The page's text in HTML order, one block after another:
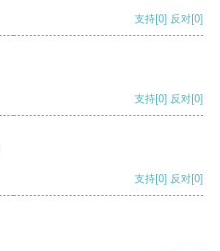
支持[0] 反对[0]
支持[0] 反对[0]
支持[0] 反对[0]